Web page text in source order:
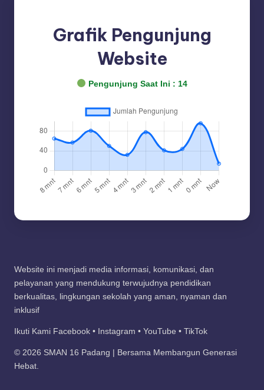
Grafik Pengunjung
Website
Pengunjung Saat Ini : 12
Website ini menjadi media informasi, komunikasi, dan
pelayanan yang mendukung terwujudnya pendidikan
berkualitas, lingkungan sekolah yang aman, nyaman dan
inklusif
Ikuti Kami Facebook • Instagram • YouTube • TikTok
© 2026 SMAN 16 Padang | Bersama Membangun Generasi
Hebat.